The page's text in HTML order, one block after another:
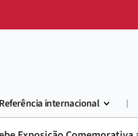
Referência internacional